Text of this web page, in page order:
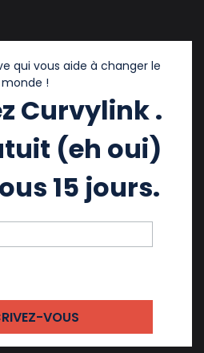
qui vous aide à changer le
monde !
Curvylink .
(eh oui)
15 jours.